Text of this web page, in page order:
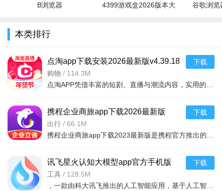
B浏览器
4399游戏盒2026版本大
谷歌浏览
本类排行
点淘app下载安装2026最新版v4.39.18
官方版
购物 / 114.3M
下载
携程企业商旅app下载2026最新版
v10.24.0安卓版
出行 / 66.1M
下载
讯飞星火认知大模型app官方手机版
v5.6.1安卓版
工具 / 128.5M
下载